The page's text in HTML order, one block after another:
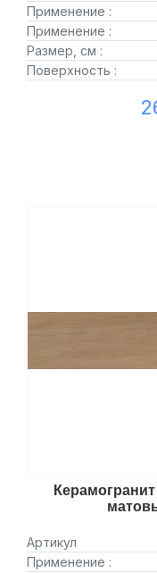
Применение :
Применение :
Размер, см :
Поверхность :
Артикул
Применение :